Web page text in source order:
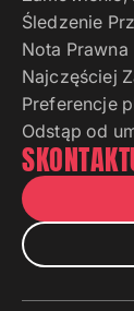
Śledzenie
Nota Prawna
Najczęściej
Preferencje
Odstąp od